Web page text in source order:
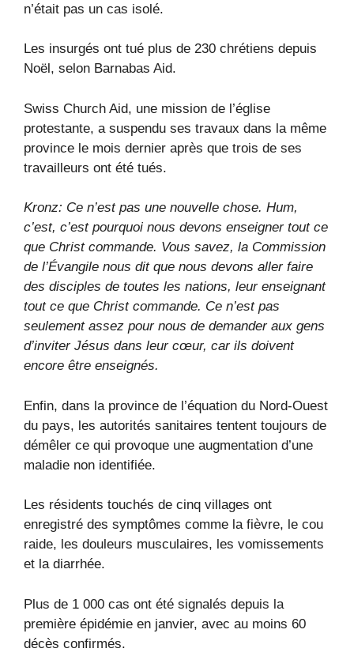
n’était pas un cas isolé.
Les insurgés ont tué plus de 230 chrétiens depuis
Noël, selon Barnabas Aid.
Swiss Church Aid, une mission de l’église
protestante, a suspendu ses travaux dans la même
province le mois dernier après que trois de ses
travailleurs ont été tués.
Kronz: Ce n’est pas une nouvelle chose. Hum,
c’est, c’est pourquoi nous devons enseigner tout ce
que Christ commande. Vous savez, la Commission
de l’Évangile nous dit que nous devons aller faire
des disciples de toutes les nations, leur enseignant
tout ce que Christ commande. Ce n’est pas
seulement assez pour nous de demander aux gens
d’inviter Jésus dans leur cœur, car ils doivent
encore être enseignés.
Enfin, dans la province de l’équation du Nord-Ouest
du pays, les autorités sanitaires tentent toujours de
démêler ce qui provoque une augmentation d’une
maladie non identifiée.
Les résidents touchés de cinq villages ont
enregistré des symptômes comme la fièvre, le cou
raide, les douleurs musculaires, les vomissements
et la diarrhée.
Plus de 1 000 cas ont été signalés depuis la
première épidémie en janvier, avec au moins 60
décès confirmés.